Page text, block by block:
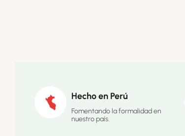
Hecho en Perú
Fomentando la formalidad en
nuestro país.